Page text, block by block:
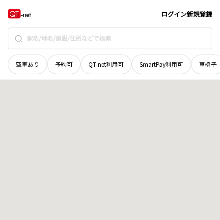
ログイン新規登録
空車あり 予約可 QT-net利用可 SmartPay利用可 車椅子
島根県